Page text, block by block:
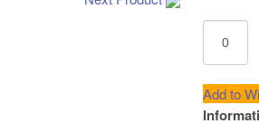
Add to